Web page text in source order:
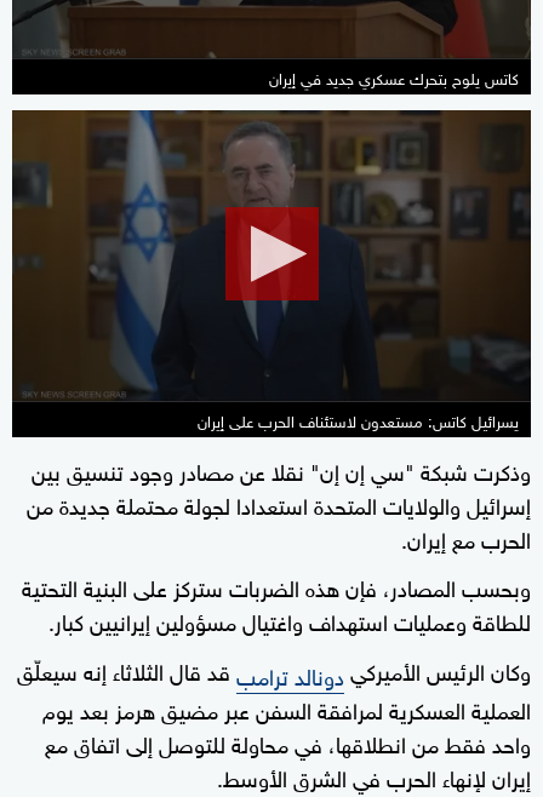
كاتس يلوح بتحرك عسكري جديد في إيران
يسرائيل كاتس: مستعدون لاستئناف الحرب على إيران
وذكرت شبكة "سي إن إن" نقلا عن مصادر وجود تنسيق بين
إسرائيل والولايات المتحدة استعدادا لجولة محتملة جديدة من
الحرب مع إيران.
وبحسب المصادر، فإن هذه الضربات ستركز على البنية التحتية
للطاقة وعمليات استهداف واغتيال مسؤولين إيرانيين كبار.
وكان الرئيس الأميركيدونالد ترامبقد قال الثلاثاء إنه سيعلّق
العملية العسكرية لمرافقة السفن عبر مضيق هرمز بعد يوم
واحد فقط من انطلاقها، في محاولة للتوصل إلى اتفاق مع
إيران لإنهاء الحرب في الشرق الأوسط.